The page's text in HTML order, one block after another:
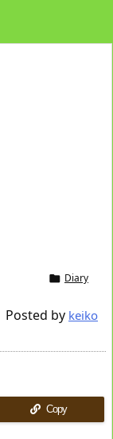
 Diary
Posted by keiko
Copy